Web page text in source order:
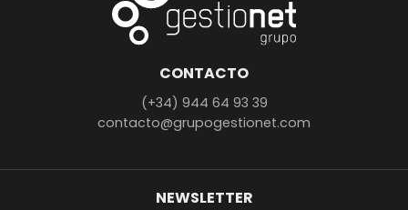
CONTACTO
(+34) 944 64 93 39
contacto@grupogestionet.com
NEWSLETTER